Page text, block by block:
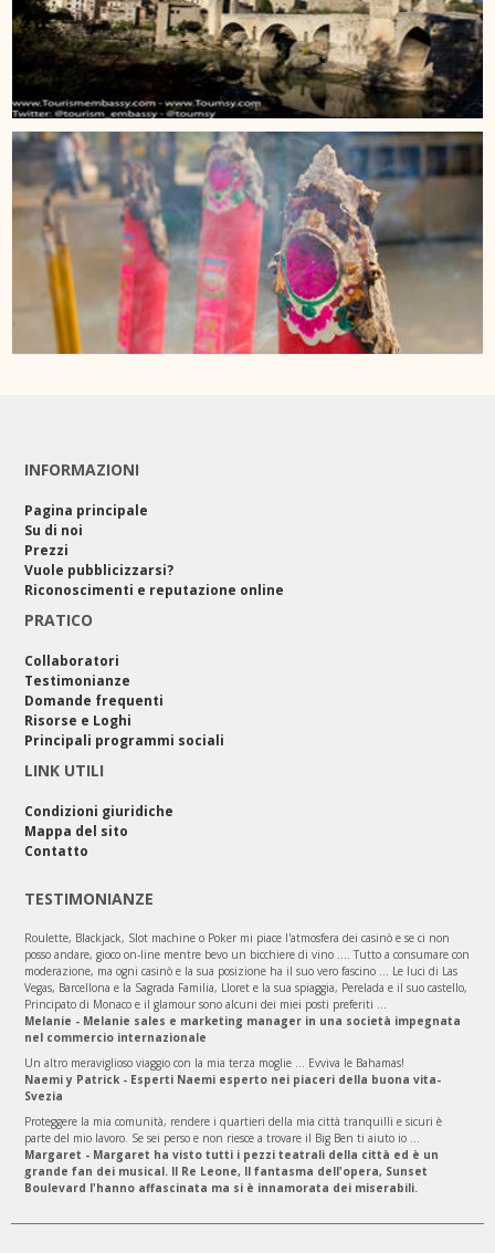
INFORMAZIONI
Pagina principale
Su di noi
Prezzi
Vuole pubblicizzarsi?
Riconoscimenti e reputazione online
PRATICO
Collaboratori
Testimonianze
Domande frequenti
Risorse e Loghi
Principali programmi sociali
LINK UTILI
Condizioni giuridiche
Mappa del sito
Contatto
TESTIMONIANZE
Roulette, Blackjack, Slot machine o Poker mi piace l'atmosfera dei casinò e se ci non
posso andare, gioco on-line mentre bevo un bicchiere di vino .... Tutto a consumare con
moderazione, ma ogni casinò e la sua posizione ha il suo vero fascino ... Le luci di Las
Vegas, Barcellona e la Sagrada Familia, Lloret e la sua spiaggia, Perelada e il suo castello,
Principato di Monaco e il glamour sono alcuni dei miei posti preferiti ...
Melanie - Melanie sales e marketing manager in una società impegnata
nel commercio internazionale
Un altro meraviglioso viaggio con la mia terza moglie ... Evviva le Bahamas!
Naemi y Patrick - Esperti Naemi esperto nei piaceri della buona vita-
Svezia
Proteggere la mia comunità, rendere i quartieri della mia città tranquilli e sicuri è
parte del mio lavoro. Se sei perso e non riesce a trovare il Big Ben ti aiuto io ...
Margaret - Margaret ha visto tutti i pezzi teatrali della città ed è un
grande fan dei musical. Il Re Leone, Il fantasma dell'opera, Sunset
Boulevard l'hanno affascinata ma si è innamorata dei miserabili.